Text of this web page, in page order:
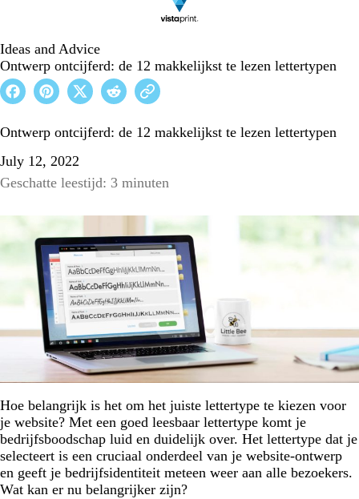
Ideas and Advice
Ontwerp ontcijferd: de 12 makkelijkst te lezen lettertypen
Ontwerp ontcijferd: de 12 makkelijkst te lezen lettertypen
July 12, 2022
Geschatte leestijd: 3 minuten
Hoe belangrijk is het om het juiste lettertype te kiezen voor
je website? Met een goed leesbaar lettertype komt je
bedrijfsboodschap luid en duidelijk over. Het lettertype dat je
selecteert is een cruciaal onderdeel van je website-ontwerp
en geeft je bedrijfsidentiteit meteen weer aan alle bezoekers.
Wat kan er nu belangrijker zijn?